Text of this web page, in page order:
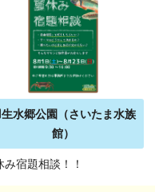
水郷公園（さいたま水族
館）
み宿題相談！！